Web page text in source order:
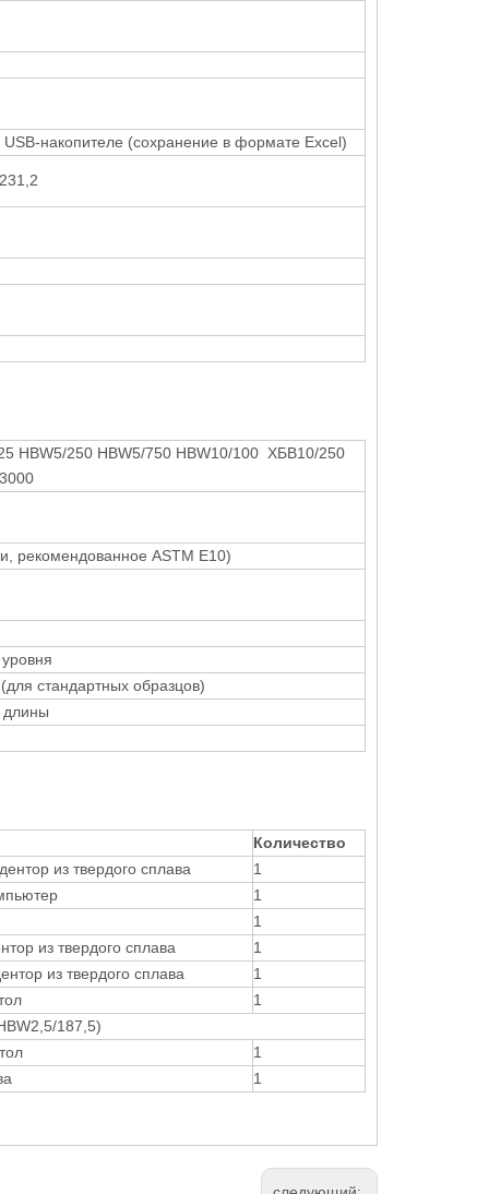
накопителе (сохранение в формате Excel)
HBW5/250 HBW5/750 HBW10/100 ХБВ10/250
рекомендованное ASTM E10)
стандартных образцов)
длины
Количество
из твердого сплава
1
1
1
из твердого сплава
1
из твердого сплава
1
1
187,5)
1
1